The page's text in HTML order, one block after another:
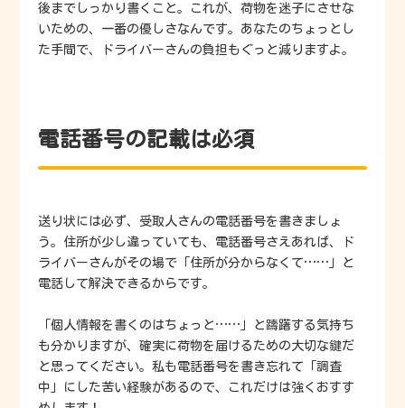
後までしっかり書くこと。これが、荷物を迷子にさせな
いための、一番の優しさなんです。あなたのちょっとし
た手間で、ドライバーさんの負担もぐっと減りますよ。
電話番号の記載は必須
送り状には必ず、受取人さんの電話番号を書きましょ
う。住所が少し違っていても、電話番号さえあれば、ド
ライバーさんがその場で「住所が分からなくて……」と
電話して解決できるからです。
「個人情報を書くのはちょっと……」と躊躇する気持ち
も分かりますが、確実に荷物を届けるための大切な鍵だ
と思ってください。私も電話番号を書き忘れて「調査
中」にした苦い経験があるので、これだけは強くおすす